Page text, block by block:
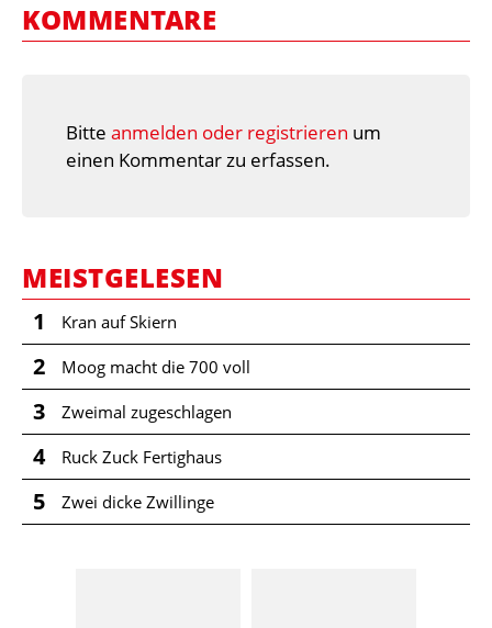
KOMMENTARE
Bitte anmelden oder registrieren um
einen Kommentar zu erfassen.
MEISTGELESEN
1 Kran auf Skiern
2 Moog macht die 700 voll
3 Zweimal zugeschlagen
4 Ruck Zuck Fertighaus
5 Zwei dicke Zwillinge